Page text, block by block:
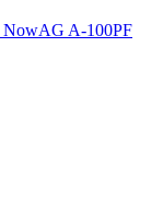
NowAG A-100PF